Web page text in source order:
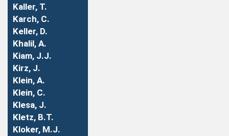
Kaller, T.
Karch, C.
Keller, D.
Khalil, A.
Kiam, J.J.
Kirz, J.
Klein, A.
Klein, C.
Klesa, J.
Kletz, B.T.
Kloker, M.J.